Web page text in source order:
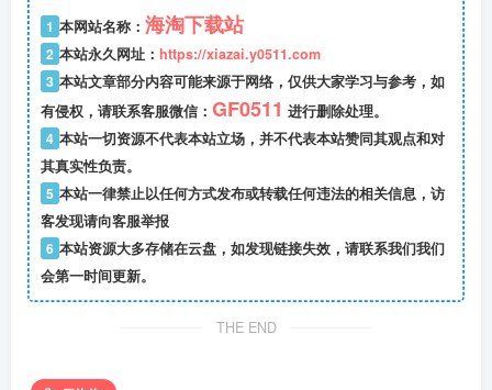
1 本网站名称： 海淘下载站
2 本站永久网址： https://xiazai.y0511.com
3 本站文章部分内容可能来源于网络，仅供大家学习与参考，如
有侵权，请联系客服微信： GF0511 进行删除处理。
4 本站一切资源不代表本站立场，并不代表本站赞同其观点和对
其真实性负责。
5 本站一律禁止以任何方式发布或转载任何违法的相关信息，访
客发现请向客服举报
6 本站资源大多存储在云盘，如发现链接失效，请联系我们我们
会第一时间更新。
THE END